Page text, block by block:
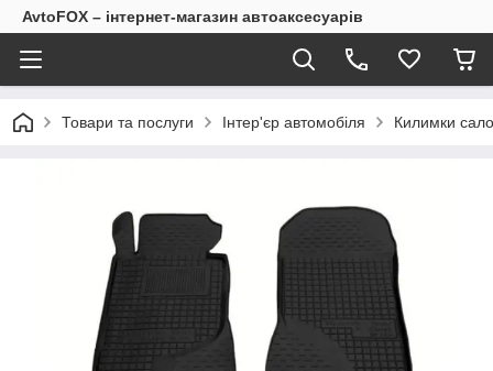
AvtoFOX – інтернет-магазин автоаксесуарів
Товари та послуги Інтер'єр автомобіля Килимки